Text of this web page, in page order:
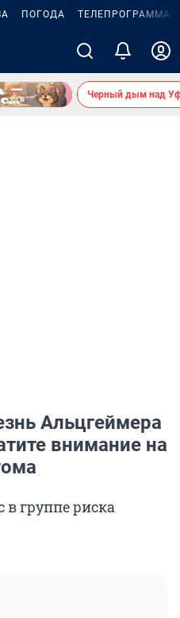
ПОГОДА ТЕЛЕПРОГРАММА
Черный дым над
Альцгеймера
внимание на
в группе риска